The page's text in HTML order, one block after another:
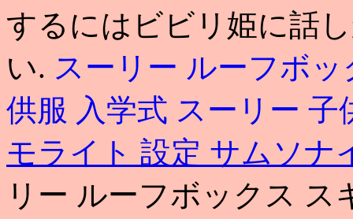
するにはビビリ姫に話
い. スーリー ルーフボ
供服 入学式 スーリー
モライト 設定 サムソナ
リー ルーフボックス